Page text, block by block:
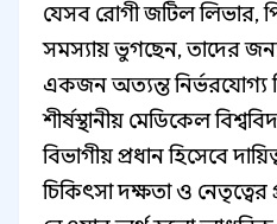
যেসব রোগী জটিল লিভার,
সমস্যায় ভুগছেন, তাদের
একজন অত্যন্ত নির্ভরযোগ্য
শীর্ষস্থানীয় মেডিকেল
বিভাগীয় প্রধান হিসেবে
চিকিৎসা দক্ষতা ও নেতৃত্বের